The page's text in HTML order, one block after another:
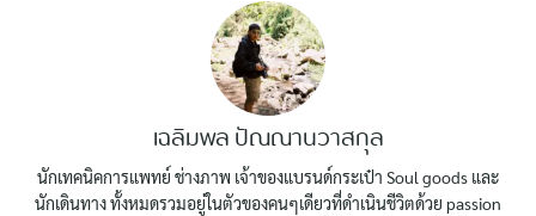
เฉลิมพล ปัณณานวาสกุล
นักเทคนิคการแพทย์ ช่างภาพ เจ้าของแบรนด์กระเป๋า Soul goods และ
นักเดินทาง ทั้งหมดรวมอยู่ในตัวของคนๆเดียวที่ดำเนินชีวิตด้วย passion